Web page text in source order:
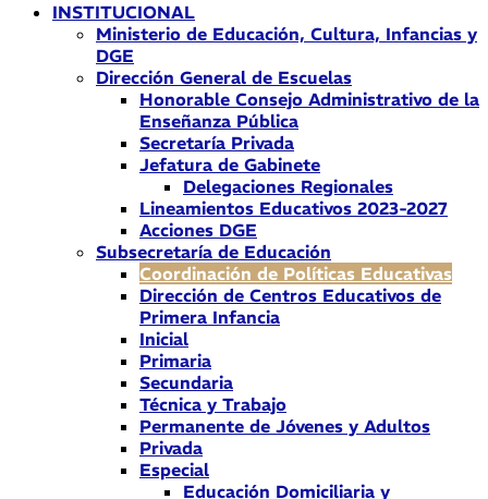
INSTITUCIONAL
Ministerio de Educación, Cultura, Infancias y
DGE
Dirección General de Escuelas
Honorable Consejo Administrativo de la
Enseñanza Pública
Secretaría Privada
Jefatura de Gabinete
Delegaciones Regionales
Lineamientos Educativos 2023-2027
Acciones DGE
Subsecretaría de Educación
Coordinación de Políticas Educativas
Dirección de Centros Educativos de
Primera Infancia
Inicial
Primaria
Secundaria
Técnica y Trabajo
Permanente de Jóvenes y Adultos
Privada
Especial
Educación Domiciliaria y